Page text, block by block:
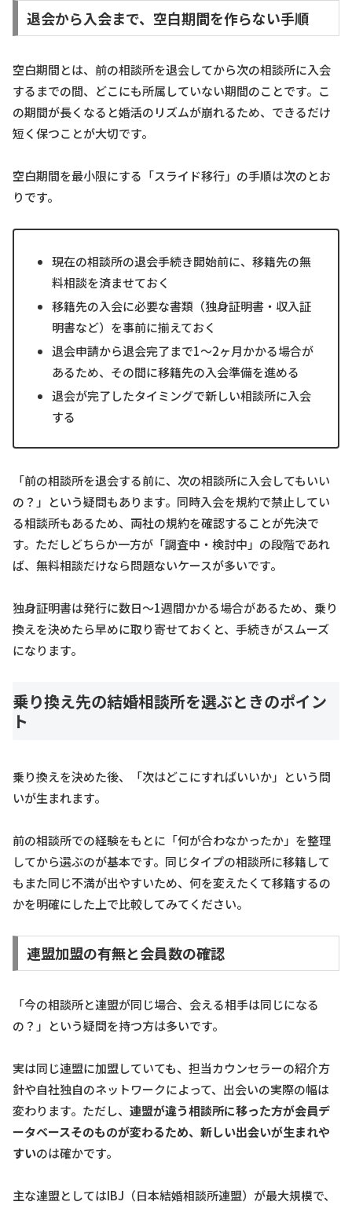
退会から入会まで、空白期間を作らない手順
空白期間とは、前の相談所を退会してから次の相談所に入会
するまでの間、どこにも所属していない期間のことです。こ
の期間が長くなると婚活のリズムが崩れるため、できるだけ
短く保つことが大切です。
空白期間を最小限にする「スライド移行」の手順は次のとお
りです。
現在の相談所の退会手続き開始前に、移籍先の無
料相談を済ませておく
移籍先の入会に必要な書類（独身証明書・収入証
明書など）を事前に揃えておく
退会申請から退会完了まで1〜2ヶ月かかる場合が
あるため、その間に移籍先の入会準備を進める
退会が完了したタイミングで新しい相談所に入会
する
「前の相談所を退会する前に、次の相談所に入会してもいい
の？」という疑問もあります。同時入会を規約で禁止してい
る相談所もあるため、両社の規約を確認することが先決で
す。ただしどちらか一方が「調査中・検討中」の段階であれ
ば、無料相談だけなら問題ないケースが多いです。
独身証明書は発行に数日〜1週間かかる場合があるため、乗り
換えを決めたら早めに取り寄せておくと、手続きがスムーズ
になります。
乗り換え先の結婚相談所を選ぶときのポイン
ト
乗り換えを決めた後、「次はどこにすればいいか」という問
いが生まれます。
前の相談所での経験をもとに「何が合わなかったか」を整理
してから選ぶのが基本です。同じタイプの相談所に移籍して
もまた同じ不満が出やすいため、何を変えたくて移籍するの
かを明確にした上で比較してみてください。
連盟加盟の有無と会員数の確認
「今の相談所と連盟が同じ場合、会える相手は同じになる
の？」という疑問を持つ方は多いです。
実は同じ連盟に加盟していても、担当カウンセラーの紹介方
針や自社独自のネットワークによって、出会いの実際の幅は
変わります。ただし、 連盟が違う相談所に移った方が会員デ
ータベースそのものが変わるため、新しい出会いが生まれや
すいのは確かです。
主な連盟としてはIBJ（日本結婚相談所連盟）が最大規模で、